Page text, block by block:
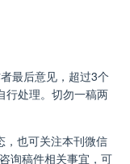
最后意见，超过3个
行处理。切勿一稿两
，也可关注本刊微信
询稿件相关事宜，可